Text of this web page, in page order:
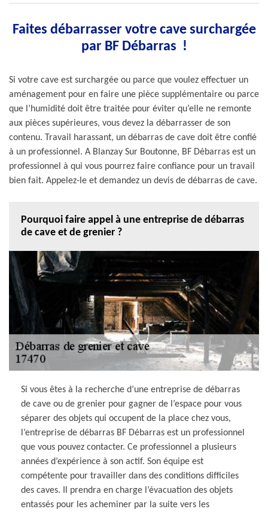
Faites débarrasser votre cave surchargée
par BF Débarras !
Si votre cave est surchargée ou parce que voulez effectuer un
aménagement pour en faire une pièce supplémentaire ou parce
que l’humidité doit être traitée pour éviter qu’elle ne remonte
aux pièces supérieures, vous devez la débarrasser de son
contenu. Travail harassant, un débarras de cave doit être confié
à un professionnel. A Blanzay Sur Boutonne, BF Débarras est un
professionnel à qui vous pourrez faire confiance pour un travail
bien fait. Appelez-le et demandez un devis de débarras de cave.
Pourquoi faire appel à une entreprise de débarras
de cave et de grenier ?
Si vous êtes à la recherche d’une entreprise de débarras
de cave ou de grenier pour gagner de l’espace pour vous
séparer des objets qui occupent de la place chez vous,
l’entreprise de débarras BF Débarras est un professionnel
que vous pouvez contacter. Ce professionnel a plusieurs
années d’expérience à son actif. Son équipe est
compétente pour travailler dans des conditions difficiles
des caves. Il prendra en charge l’évacuation des objets
entassés pour les acheminer par la suite vers les